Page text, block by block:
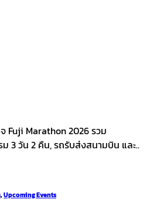
Fuji Marathon 2026 รวม
3 วัน 2 คืน, รถรับส่งสนามบิน และ..
,Upcoming Events